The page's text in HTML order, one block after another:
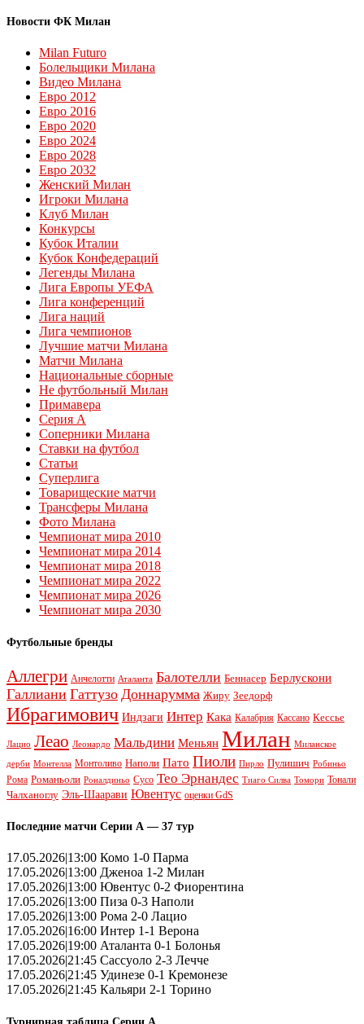
Новости ФК Милан
Milan Futuro
Болельщики Милана
Видео Милана
Евро 2012
Евро 2016
Евро 2020
Евро 2024
Евро 2028
Евро 2032
Женский Милан
Игроки Милана
Клуб Милан
Конкурсы
Кубок Италии
Кубок Конфедераций
Легенды Милана
Лига Европы УЕФА
Лига конференций
Лига наций
Лига чемпионов
Лучшие матчи Милана
Матчи Милана
Национальные сборные
Не футбольный Милан
Примавера
Серия А
Соперники Милана
Ставки на футбол
Статьи
Суперлига
Товарищеские матчи
Трансферы Милана
Фото Милана
Чемпионат мира 2010
Чемпионат мира 2014
Чемпионат мира 2018
Чемпионат мира 2022
Чемпионат мира 2026
Чемпионат мира 2030
Футбольные бренды
Аллегри Анчелотти Аталанта Балотелли Беннасер Берлускони
Галлиани Гаттузо Доннарумма Жиру Зеедорф
Ибрагимович Индзаги Интер Кака Калабрия Кассано Кессье
Лацио Леао Леонардо Мальдини Меньян Милан Миланское
дерби Монтелла Монтоливо Наполи Пато Пиоли Пирло Пулишич Робиньо
Рома Романьоли Роналдиньо Сусо Тео Эрнандес Тиаго Силва Томори Тонали
Чалханоглу Эль-Шаарави Ювентус оценки GdS
Последние матчи Серии А — 37 тур
17.05.2026|13:00 Комо 1-0 Парма
17.05.2026|13:00 Дженоа 1-2 Милан
17.05.2026|13:00 Ювентус 0-2 Фиорентина
17.05.2026|13:00 Пиза 0-3 Наполи
17.05.2026|13:00 Рома 2-0 Лацио
17.05.2026|16:00 Интер 1-1 Верона
17.05.2026|19:00 Аталанта 0-1 Болонья
17.05.2026|21:45 Сассуоло 2-3 Лечче
17.05.2026|21:45 Удинезе 0-1 Кремонезе
17.05.2026|21:45 Кальяри 2-1 Торино